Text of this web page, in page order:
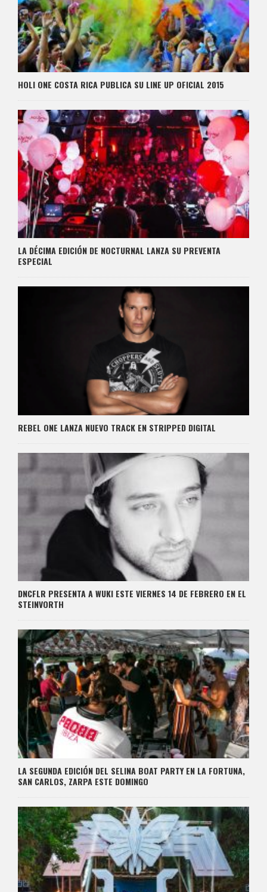
HOLI ONE COSTA RICA PUBLICA SU LINE UP OFICIAL 2015
LA DÉCIMA EDICIÓN DE NOCTURNAL LANZA SU PREVENTA
ESPECIAL
REBEL ONE LANZA NUEVO TRACK EN STRIPPED DIGITAL
DNCFLR PRESENTA A WUKI ESTE VIERNES 14 DE FEBRERO EN EL
STEINVORTH
LA SEGUNDA EDICIÓN DEL SELINA BOAT PARTY EN LA FORTUNA,
SAN CARLOS, ZARPA ESTE DOMINGO